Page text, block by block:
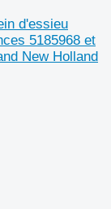
d'essieu
5185968 et
New Holland